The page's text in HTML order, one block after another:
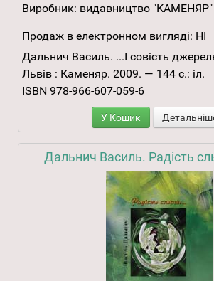
Виробник: видавництво "КАМЕНЯР"
Продаж в електронном вигляді: НІ
Дальнич Василь. ...І совість
Львів : Каменяр. 2009. — 144 с.: іл.
ISBN 978-966-607-059-6
У Кошик
Дальнич Василь. Радість